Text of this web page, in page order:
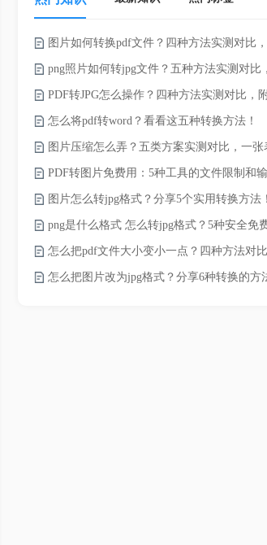
怎么将pdf转word？看看这五种转换方法！
图片怎么转jpg格式？分享5个实用转换方法！
怎么把图片改为jpg格式？分享6种转换的方